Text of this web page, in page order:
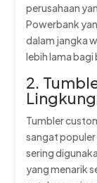
perusahaan
Powerbank
dalam jangka
lebih lama
2.
Tumbler
sangat
sering
yang menarik